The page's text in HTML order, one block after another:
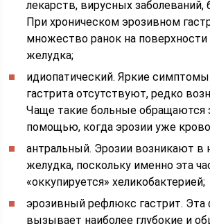
лекарств, вирусных заболеваний,
При хроническом эрозивном
множество ранок на поверхности
желудка;
идиопатический. Яркие симптомы
гастрита отсутствуют, редко
Чаще такие больные обращаются
помощью, когда эрозии уже
антральный. Эрозии возникают в
желудка, поскольку именно эта
«оккупируется» хеликобактерией;
эрозивный рефлюкс гастрит. Эта
вызывает наиболее глубокие и